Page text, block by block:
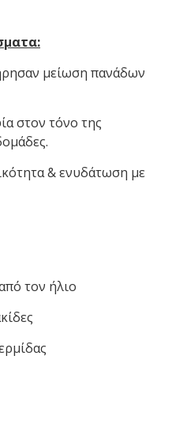
μείωση πανάδων
στον τόνο της
& ενυδάτωση με
τον ήλιο